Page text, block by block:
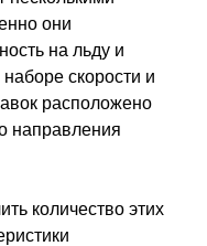
они
на льду и
скорости и
расположено
направления
количество этих